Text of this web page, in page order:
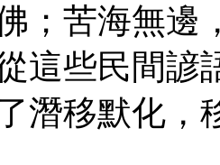
；苦海無邊
這些民間諺
潛移默化，